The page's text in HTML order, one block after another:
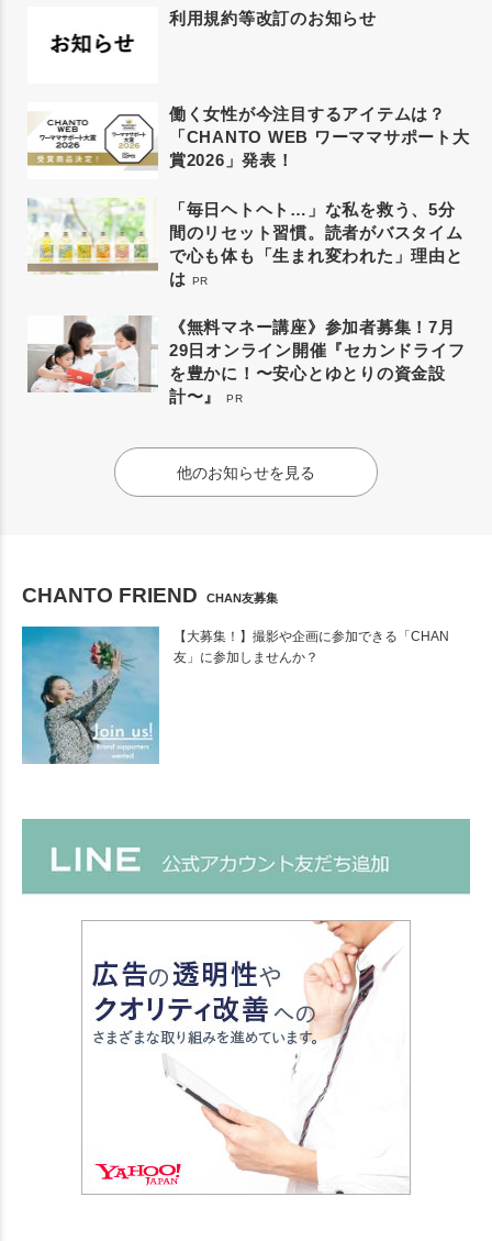
利用規約等改訂のお知らせ
働く女性が今注目するアイテムは？
「CHANTO WEB ワーママサポート大
賞2026」発表！
「毎日ヘトヘト…」な私を救う、5分
間のリセット習慣。読者がバスタイム
で心も体も「生まれ変われた」理由と
は PR
《無料マネー講座》参加者募集！7月
29日オンライン開催『セカンドライフ
を豊かに！〜安心とゆとりの資金設
計〜』
PR
他のお知らせを見る
CHANTO FRIEND CHAN友募集
【大募集！】撮影や企画に参加できる「CHAN
友」に参加しませんか？